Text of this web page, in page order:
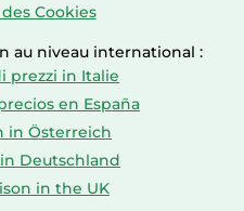
Cookies
au niveau international :
prezzi in Italie
en España
in Österreich
Deutschland
in the UK